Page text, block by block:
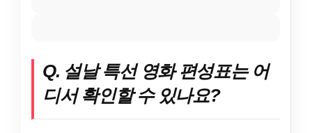
Q. 설날 특선 영화 편성표는 어
디서 확인할 수 있나요?